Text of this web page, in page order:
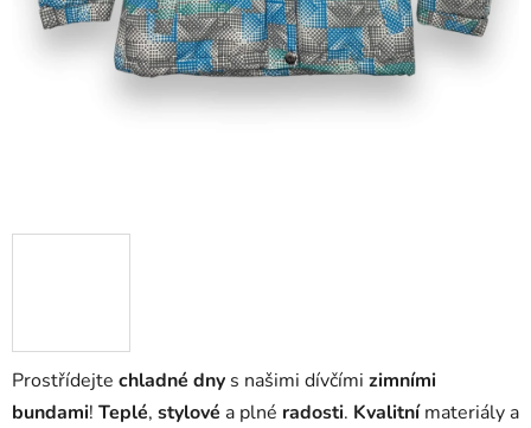
Prostřídejte chladné dny s našimi dívčími zimními
bundami! Teplé, stylové a plné radosti. Kvalitnímateriály a